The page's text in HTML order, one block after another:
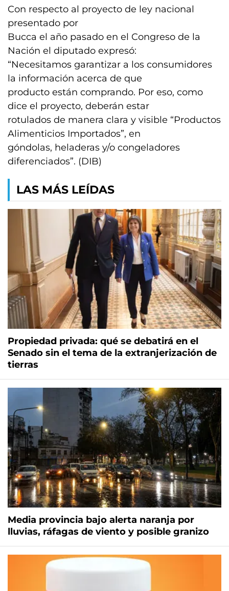
Con respecto al proyecto de ley nacional
presentado por
Bucca el año pasado en el Congreso de la
Nación el diputado expresó:
“Necesitamos garantizar a los consumidores
la información acerca de que
producto están comprando. Por eso, como
dice el proyecto, deberán estar
rotulados de manera clara y visible “Productos
Alimenticios Importados”, en
góndolas, heladeras y/o congeladores
diferenciados”. (DIB)
LAS MÁS LEÍDAS
Propiedad privada: qué se debatirá en el
Senado sin el tema de la extranjerización de
tierras
Media provincia bajo alerta naranja por
lluvias, ráfagas de viento y posible granizo